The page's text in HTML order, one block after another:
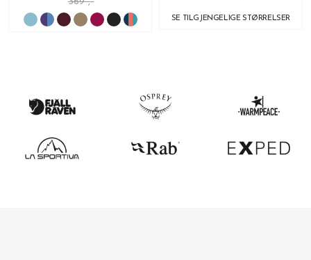
SE TILGJENGELIGE STØRRELSER